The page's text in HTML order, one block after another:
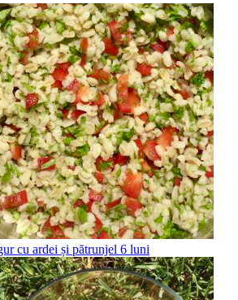
cu ardei și pătrunjel 6 luni